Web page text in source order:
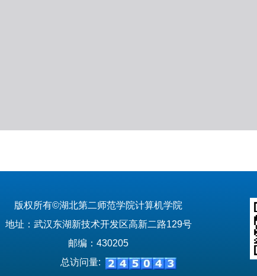
版权所有©湖北第二师范学院计算机学院
地址：武汉东湖新技术开发区高新二路129号
邮编：430205
总访问量: